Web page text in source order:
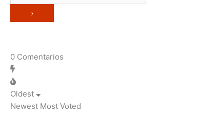
0 Comentarios
Oldest
Newest Most Voted